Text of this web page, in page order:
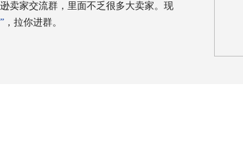
卖家交流群，里面不乏很多大卖家。现
，拉你进群。